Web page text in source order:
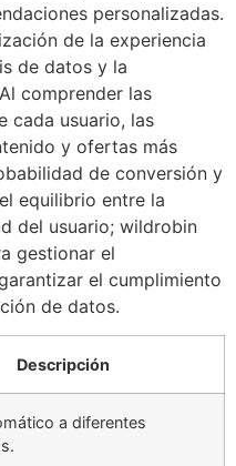
personalizadas.
de la experiencia
de datos y la
comprender las
cada usuario, las
y ofertas más
de conversión y
equilibrio entre la
del usuario; wildrobin
gestionar el
el cumplimiento
de datos.
Descripción
a diferentes